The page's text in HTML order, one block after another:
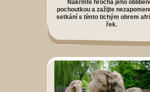
Nakrmte hrocha jeho
pochoutkou a zažijte
setkání s tímto tichým obrem
řek.